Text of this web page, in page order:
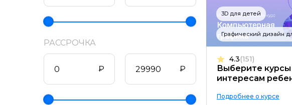
РАССРОЧКА
₽ ₽
3D для детей
Графический дизайн
Выберите курсы
интересам
4.3(151)
Подробнее о курсе